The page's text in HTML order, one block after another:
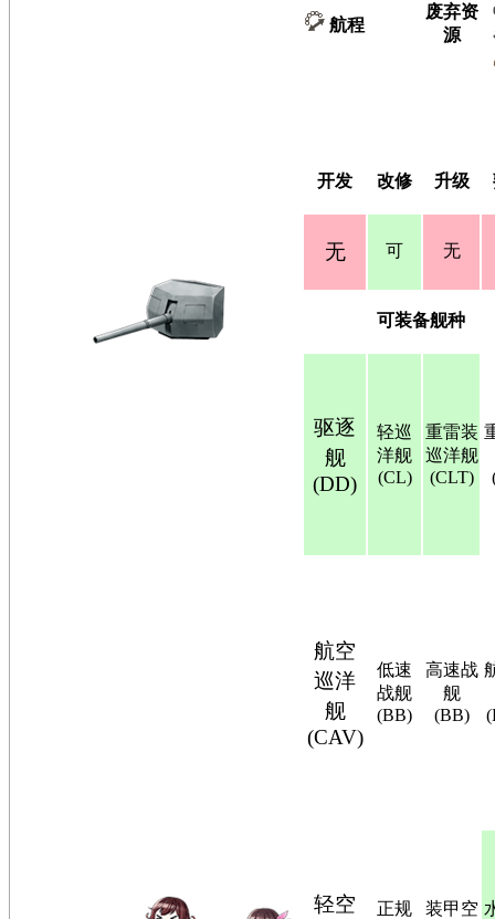
航程
废弃资
源
开发 改修 升级
无 可 无
可装备舰种
驱逐
舰
(DD)
轻巡
洋舰
(CL)
重雷装
巡洋舰
(CLT)
航空
巡洋
舰
(CAV)
低速
战舰
(BB)
高速战
舰
(BB)
轻空
正规
装甲空